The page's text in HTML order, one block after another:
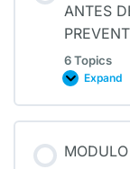
ANTES
6 Topics
Expand